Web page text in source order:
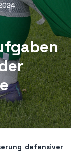
defensiver